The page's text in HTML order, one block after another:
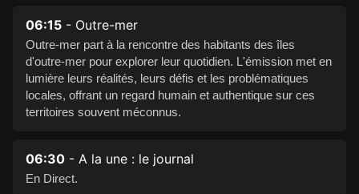
06:15 - Outre-mer
Outre-mer part à la rencontre des habitants des îles
d'outre-mer pour explorer leur quotidien. L'émission met en
lumière leurs réalités, leurs défis et les problématiques
locales, offrant un regard humain et authentique sur ces
territoires souvent méconnus.
06:30 - A la une : le journal
En Direct.